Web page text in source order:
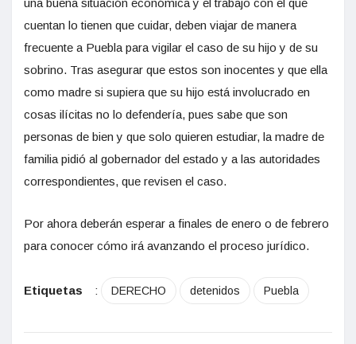
cuentan lo tienen que cuidar, deben viajar de manera
frecuente a Puebla para vigilar el caso de su hijo y de su
sobrino. Tras asegurar que estos son inocentes y que ella
como madre si supiera que su hijo está involucrado en
cosas ilícitas no lo defendería, pues sabe que son
personas de bien y que solo quieren estudiar, la madre de
familia pidió al gobernador del estado y a las autoridades
correspondientes, que revisen el caso.
Por ahora deberán esperar a finales de enero o de febrero
para conocer cómo irá avanzando el proceso jurídico.
Etiquetas : DERECHO detenidos Puebla